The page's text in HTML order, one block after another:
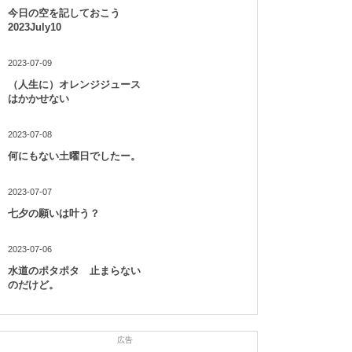
今日の空を記しておこう
2023July10
2023-07-09
（人生に）オレンジジュース
はかかせない
2023-07-08
何にもない土曜日でしたー。
2023-07-07
七夕の願いは叶う？
2023-07-06
水道のポタポタ 止まらない
のだけど。
広告